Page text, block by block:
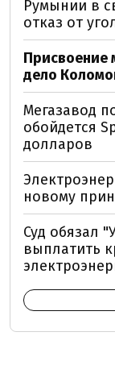
Румынии в
отказ от
Присвоение
дело
Мегазавод
обойдется
долларов
новому
Суд обязал
выплатить